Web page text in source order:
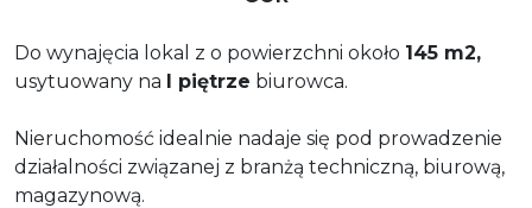
Do wynajęcia lokal z o powierzchni około 145 m2,
usytuowany na I piętrze biurowca.
Nieruchomość idealnie nadaje się pod prowadzenie
działalności związanej z branżą techniczną, biurową,
magazynową.